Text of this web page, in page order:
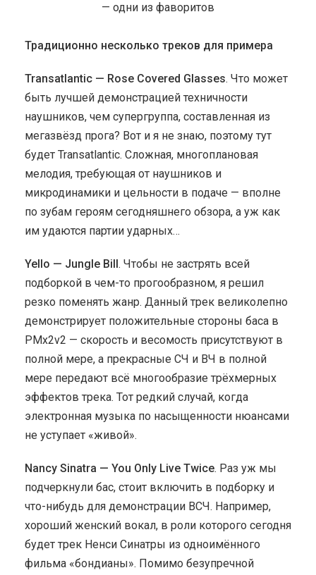
Традиционно несколько треков для примера
Transatlantic — Rose Covered Glasses. Что может
быть лучшей демонстрацией техничности
наушников, чем супергруппа, составленная из
мегазвёзд прога? Вот и я не знаю, поэтому тут
будет Transatlantic. Сложная, многоплановая
мелодия, требующая от наушников и
микродинамики и цельности в подаче — вполне
по зубам героям сегодняшнего обзора, а уж как
им удаются партии ударных…
Yello — Jungle Bill . Чтобы не застрять всей
подборкой в чем-то прогообразном, я решил
резко поменять жанр. Данный трек великолепно
демонстрирует положительные стороны баса в
PMx2v2 — скорость и весомость присутствуют в
полной мере, а прекрасные СЧ и ВЧ в полной
мере передают всё многообразие трёхмерных
эффектов трека. Тот редкий случай, когда
электронная музыка по насыщенности нюансами
не уступает «живой».
Nancy Sinatra — You Only Live Twice. Раз уж мы
подчеркнули бас, стоит включить в подборку и
что-нибудь для демонстрации ВСЧ. Например,
хороший женский вокал, в роли которого сегодня
будет трек Ненси Синатры из одноимённого
фильма «бондианы». Помимо безупречной